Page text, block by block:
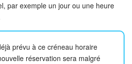
par exemple un jour ou une heure
prévu à ce créneau horaire
réservation sera malgré